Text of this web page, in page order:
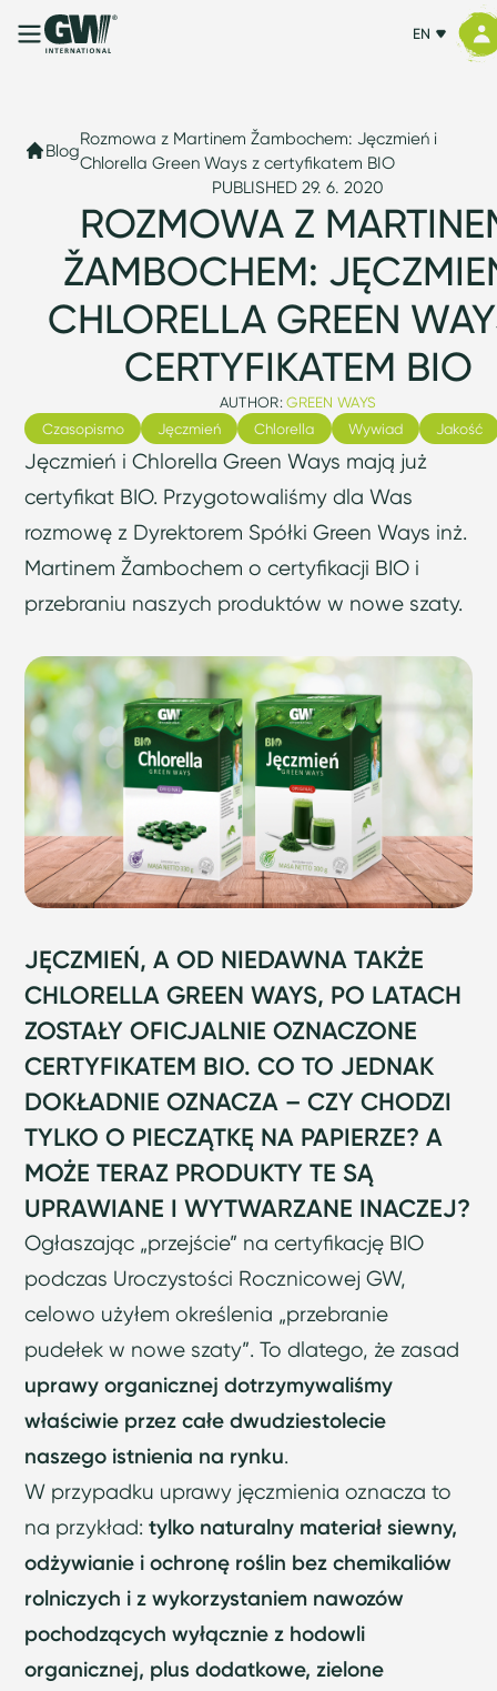
EN
Blog
Rozmowa z Martinem Žambochem: Jęczmień i
Chlorella Green Ways z certyfikatem BIO
PUBLISHED 29. 6. 2020
ROZMOWA Z
ŽAMBOCHEM:
CHLORELLA GREEN
CERTYFIKATEM BIO
AUTHOR:GREEN WAYS
Czasopismo
Jęczmień Chlorella Wywiad Jakość
Jęczmień i Chlorella Green Ways mają już
certyfikat BIO. Przygotowaliśmy dla Was
rozmowę z Dyrektorem Spółki Green Ways inż.
Martinem Žambochem o certyfikacji BIO i
przebraniu naszych produktów w nowe szaty.
JĘCZMIEŃ, A OD NIEDAWNA TAKŻE
CHLORELLA GREEN WAYS, PO LATACH
ZOSTAŁY OFICJALNIE OZNACZONE
CERTYFIKATEM BIO. CO TO JEDNAK
DOKŁADNIE OZNACZA – CZY CHODZI
TYLKO O PIECZĄTKĘ NA PAPIERZE? A
MOŻE TERAZ PRODUKTY TE SĄ
UPRAWIANE I WYTWARZANE INACZEJ?
Ogłaszając „przejście” na certyfikację BIO
podczas Uroczystości Rocznicowej GW,
celowo użyłem określenia „przebranie
pudełek w nowe szaty”. To dlatego, że zasad
uprawy organicznej dotrzymywaliśmy
właściwie przez całe dwudziestolecie
naszego istnienia na rynku.
W przypadku uprawy jęczmienia oznacza to
na przykład:tylko naturalny materiał siewny,
odżywianie i ochronę roślin bez chemikaliów
rolniczych i z wykorzystaniem nawozów
pochodzących wyłącznie z hodowli
organicznej, plus dodatkowe, zielone